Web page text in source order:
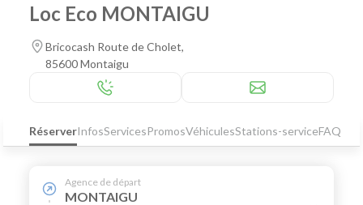
Loc Eco MONTAIGU
Bricocash Route de Cholet,
85600 Montaigu
RéserverInfosServicesPromosVéhiculesStations-serviceFAQ
Agence de départ
MONTAIGU